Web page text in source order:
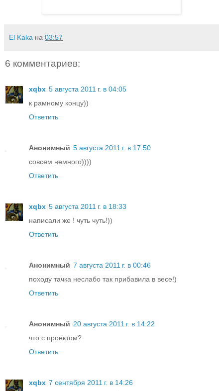
El Kaka на 03:57
6 комментариев:
xqbx 5 августа 2011 г. в 04:05
к рамному концу))
Ответить
Анонимный 5 августа 2011 г. в 17:50
совсем немного))))
Ответить
xqbx 5 августа 2011 г. в 18:33
написали же ! чуть чуть!))
Ответить
Анонимный 7 августа 2011 г. в 00:46
походу тачка неслабо так прибавила в весе!)
Ответить
Анонимный 20 августа 2011 г. в 14:22
что с проектом?
Ответить
xqbx 7 сентября 2011 г. в 14:26